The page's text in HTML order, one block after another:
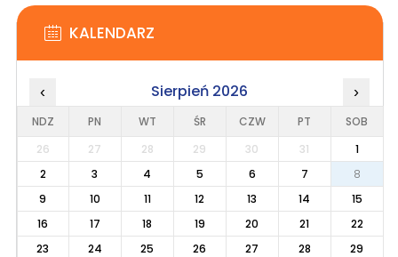
KALENDARZ
‹ Sierpień 2026 ›
NDZ PN WT ŚR CZW PT
SOB
26
27 28 29 30 31
1
2
3 4 5 6 7
8
9
10 11 12 13 14
15
16
17 18 19 20 21
22
23
24 25 26 27 28
29